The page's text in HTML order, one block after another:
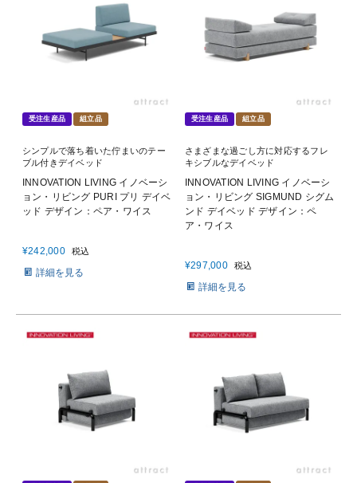
受注生産品 組立品
シンプルで落ち着いた佇まいのテー
ブル付きデイベッド
INNOVATION LIVING イノベーシ
ョン・リビング PURI プリ デイベ
ッド デザイン：ペア・ワイス
¥242,000 税込
詳細を見る
受注生産品 組立品
さまざまな過ごし方に対応するフレ
キシブルなデイベッド
INNOVATION LIVING イノベーシ
ョン・リビング SIGMUND シグム
ンド デイベッド デザイン：ペ
ア・ワイス
¥297,000 税込
詳細を見る